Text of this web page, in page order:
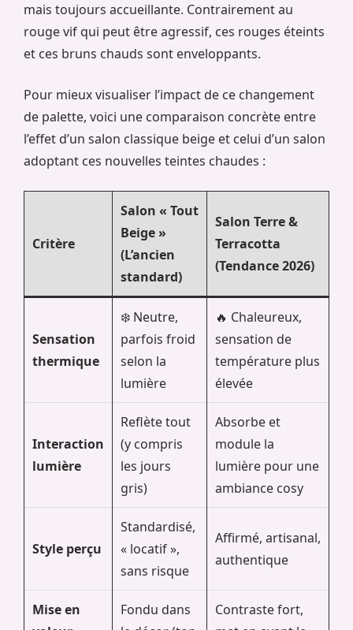
mais toujours accueillante. Contrairement au
rouge vif qui peut être agressif, ces rouges éteints
et ces bruns chauds sont enveloppants.
Pour mieux visualiser l’impact de ce changement
de palette, voici une comparaison concrète entre
l’effet d’un salon classique beige et celui d’un salon
adoptant ces nouvelles teintes chaudes :
Critère
Salon « Tout
Beige »
(L’ancien
standard)
Salon Terre &
Terracotta
(Tendance 2026)
Sensation
thermique
❄️ Neutre,
parfois froid
selon la
lumière
🔥 Chaleureux,
sensation de
température plus
élevée
Interaction
lumière
Reflète tout
(y compris
les jours
gris)
Absorbe et
module la
lumière pour une
ambiance cosy
Style perçu
Standardisé,
« locatif »,
sans risque
Affirmé, artisanal,
authentique
Mise en
Fondu dans
Contraste fort,